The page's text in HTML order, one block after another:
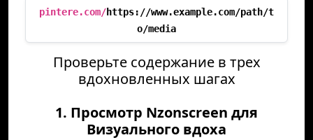
pintere.com/https://www.example.com/path/t
o/media
Проверьте содержание в трех
вдохновленных шагах
1. Просмотр Nzonscreen для
Визуального вдоха